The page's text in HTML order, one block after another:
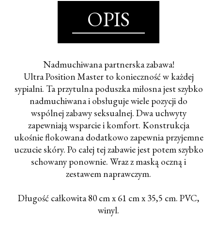
OPIS
Nadmuchiwana partnerska zabawa!
Ultra Position Master to konieczność w każdej
sypialni. Ta przytulna poduszka miłosna jest szybko
nadmuchiwana i obsługuje wiele pozycji do
wspólnej zabawy seksualnej. Dwa uchwyty
zapewniają wsparcie i komfort. Konstrukcja
ukośnie flokowana dodatkowo zapewnia przyjemne
uczucie skóry. Po całej tej zabawie jest potem szybko
schowany ponownie. Wraz z maską oczną i
zestawem naprawczym.
Długość całkowita 80 cm x 61 cm x 35,5 cm. PVC,
winyl.